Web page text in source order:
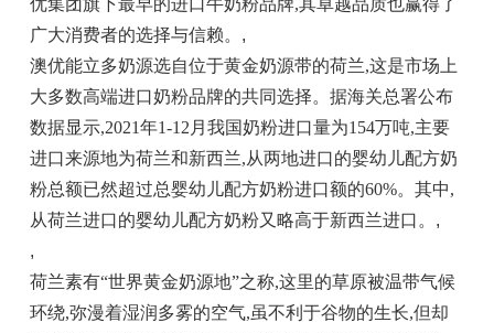
优集团旗下最早的进口牛奶粉品牌,其卓越品质也赢得了
广大消费者的选择与信赖。 ,
澳优能立多奶源选自位于黄金奶源带的荷兰,这是市场上
大多数高端进口奶粉品牌的共同选择。据海关总署公布
数据显示,2021年1-12月我国奶粉进口量为154万吨,主要
进口来源地为荷兰和新西兰,从两地进口的婴幼儿配方奶
粉总额已然超过总婴幼儿配方奶粉进口额的60%。其中,
从荷兰进口的婴幼儿配方奶粉又略高于新西兰进口。 ,
,
荷兰素有“世界黄金奶源地”之称,这里的草原被温带气候
环绕,弥漫着湿润多雾的空气,虽不利于谷物的生长,但却